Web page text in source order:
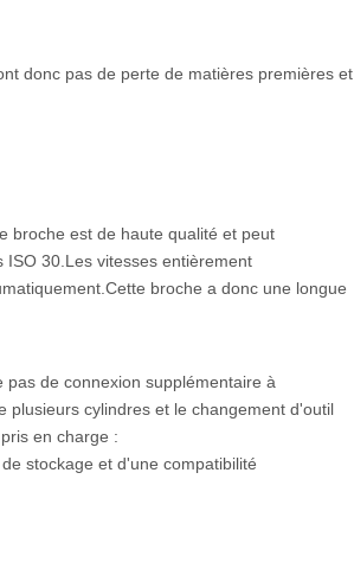
donc pas de perte de matières premières et
broche est de haute qualité et peut
30.Les vitesses entièrement
broche a donc une longue
de connexion supplémentaire à
plusieurs cylindres et le changement d'outil
en charge :
stockage et d'une compatibilité